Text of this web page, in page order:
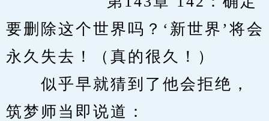
要删除这个世界吗？‘新世界’将会
永久失去！（真的很久！）
似乎早就猜到了他会拒绝，
筑梦师当即说道：